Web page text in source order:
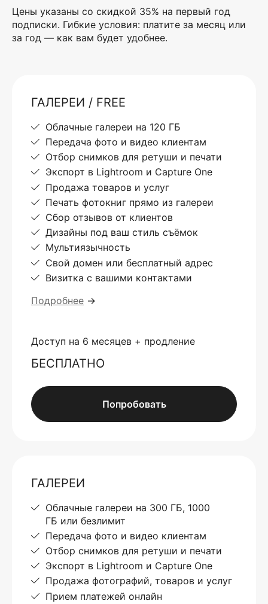
Цены указаны со скидкой 35% на первый год
подписки. Гибкие условия: платите за месяц или
за год — как вам будет удобнее.
ГАЛЕРЕИ / FREE
Облачные галереи на 120 ГБ
Передача фото и видео клиентам
Отбор снимков для ретуши и печати
Экспорт в Lightroom и Capture One
Продажа товаров и услуг
Печать фотокниг прямо из галереи
Сбор отзывов от клиентов
Дизайны под ваш стиль съёмок
Мультиязычность
Свой домен или бесплатный адрес
Визитка с вашими контактами
Подробнее →
Доступ на 6 месяцев + продление
БЕСПЛАТНО
Попробовать
ГАЛЕРЕИ
Облачные галереи на 300 ГБ, 1000
ГБ или безлимит
Передача фото и видео клиентам
Отбор снимков для ретуши и печати
Экспорт в Lightroom и Capture One
Продажа фотографий, товаров и услуг
Прием платежей онлайн